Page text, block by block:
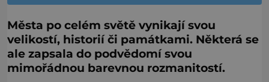
Města po celém světě vynikají svou
velikostí, historií či památkami. Některá se
ale zapsala do podvědomí svou
mimořádnou barevnou rozmanitostí.